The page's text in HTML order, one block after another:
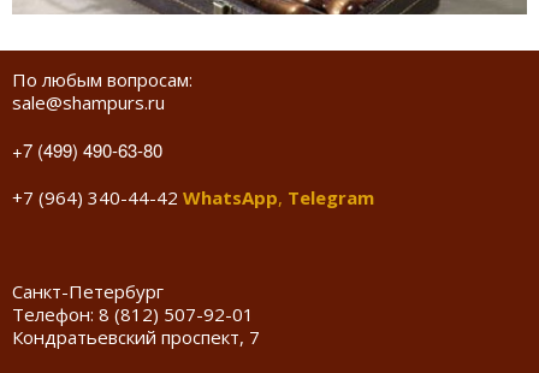
По любым вопросам:
sale@shampurs.ru
+7 (499) 490-63-80
+7 (964) 340-44-42 WhatsApp, Telegram
Санкт-Петербург
Телефон: 8 (812) 507-92-01
Кондратьевский проспект, 7